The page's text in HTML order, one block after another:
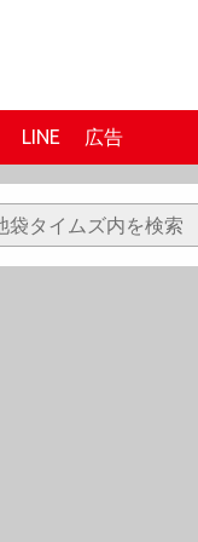
LINE 広告